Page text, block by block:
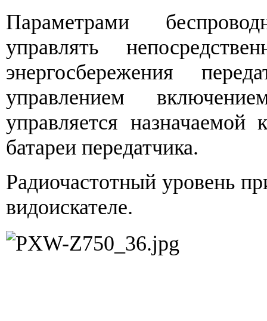
Параметрами
управлять
энергосбережения
управлением
управляется назначаемой
батареи передатчика.
Радиочастотный уровень
видоискателе.